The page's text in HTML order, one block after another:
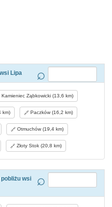
Lipa
Kamieniec Ząbkowicki (13,6 km)
km) Paczków (16,2 km)
Otmuchów (19,4 km)
Złoty Stok (20,8 km)
wsi